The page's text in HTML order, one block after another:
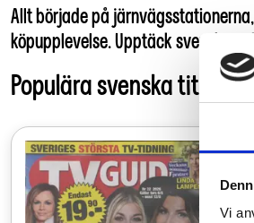
Vi
Allt började på
köpupplevelse. Upptäck svenska
Populära svenska titlar